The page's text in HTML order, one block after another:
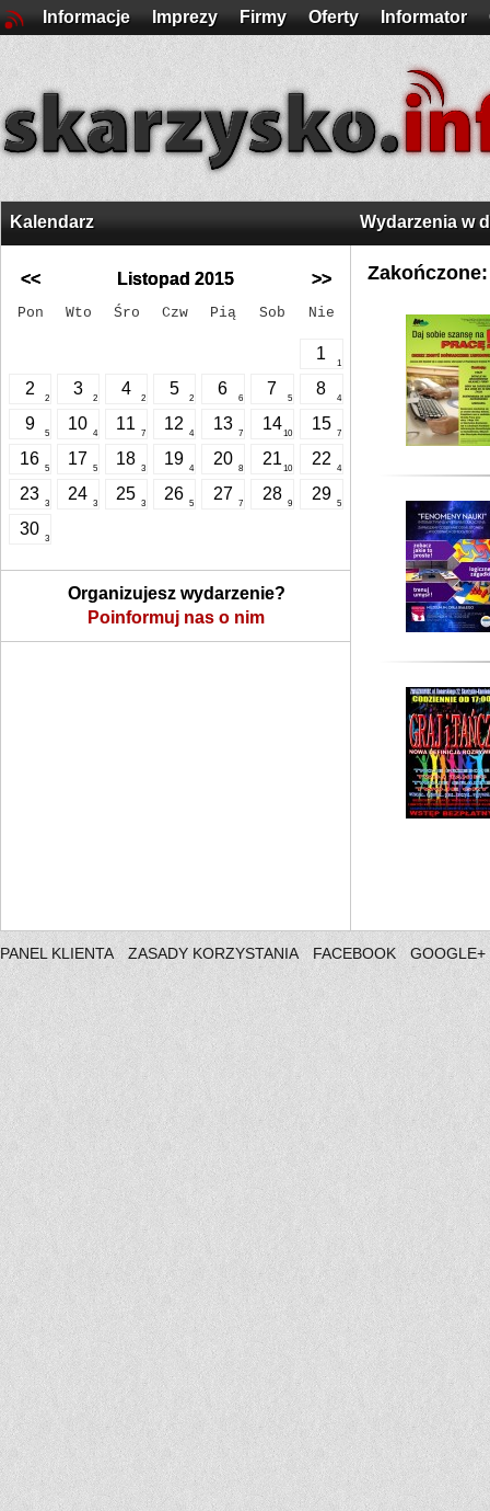
Informacje Imprezy Firmy Oferty Informator
Kalendarz
<< Listopad 2015 >>
Pon Wto Śro Czw Pią Sob Nie
1
1
2
2
3
2
4
2
5
2
6
6
7
5
8
4
9
5
10
4
11
7
12
4
13
7
14
10
15
7
16
5
17
5
18
3
19
4
20
8
21
10
22
4
23
3
24
3
25
3
26
5
27
7
28
9
29
5
30
3
Organizujesz wydarzenie?
Poinformuj nas o nim
Wydarzenia w
Zakończone:
PANEL KLIENTA ZASADY KORZYSTANIA FACEBOOK GOOGLE+